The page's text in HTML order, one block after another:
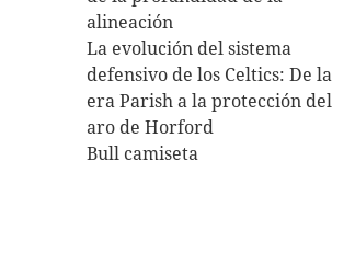
alineación
La evolución del sistema
defensivo de los Celtics: De la
era Parish a la protección del
aro de Horford
Bull camiseta